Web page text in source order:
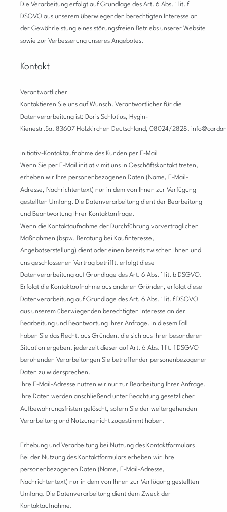
Die Verarbeitung erfolgt auf Grundlage des Art. 6 Abs. 1 lit. f
DSGVO aus unserem überwiegenden berechtigten Interesse an
der Gewährleistung eines störungsfreien Betriebs unserer Website
sowie zur Verbesserung unseres Angebotes.
Kontakt
Verantwortlicher
Kontaktieren Sie uns auf Wunsch. Verantwortlicher für die
Datenverarbeitung ist: Doris Schlutius, Hygin-
Kienestr.5a, 83607 Holzkirchen Deutschland, 08024/2828,
Initiativ-Kontaktaufnahme des Kunden per E-Mail
Wenn Sie per E-Mail initiativ mit uns in Geschäftskontakt treten,
erheben wir Ihre personenbezogenen Daten (Name, E-Mail-
Adresse, Nachrichtentext) nur in dem von Ihnen zur Verfügung
gestellten Umfang. Die Datenverarbeitung dient der Bearbeitung
und Beantwortung Ihrer Kontaktanfrage.
Wenn die Kontaktaufnahme der Durchführung vorvertraglichen
Maßnahmen (bspw. Beratung bei Kaufinteresse,
Angebotserstellung) dient oder einen bereits zwischen Ihnen und
uns geschlossenen Vertrag betrifft, erfolgt diese
Datenverarbeitung auf Grundlage des Art. 6 Abs. 1 lit. b DSGVO.
Erfolgt die Kontaktaufnahme aus anderen Gründen, erfolgt diese
Datenverarbeitung auf Grundlage des Art. 6 Abs. 1 lit. f DSGVO
aus unserem überwiegenden berechtigten Interesse an der
Bearbeitung und Beantwortung Ihrer Anfrage. In diesem Fall
haben Sie das Recht, aus Gründen, die sich aus Ihrer besonderen
Situation ergeben, jederzeit dieser auf Art. 6 Abs. 1 lit. f DSGVO
beruhenden Verarbeitungen Sie betreffender personenbezogener
Daten zu widersprechen.
Ihre E-Mail-Adresse nutzen wir nur zur Bearbeitung Ihrer Anfrage.
Ihre Daten werden anschließend unter Beachtung gesetzlicher
Aufbewahrungsfristen gelöscht, sofern Sie der weitergehenden
Verarbeitung und Nutzung nicht zugestimmt haben.
Erhebung und Verarbeitung bei Nutzung des Kontaktformulars
Bei der Nutzung des Kontaktformulars erheben wir Ihre
personenbezogenen Daten (Name, E-Mail-Adresse,
Nachrichtentext) nur in dem von Ihnen zur Verfügung gestellten
Umfang. Die Datenverarbeitung dient dem Zweck der
Kontaktaufnahme.